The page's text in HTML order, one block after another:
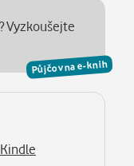
Půjčovna e-knih
Vyzkoušejte
Kindle